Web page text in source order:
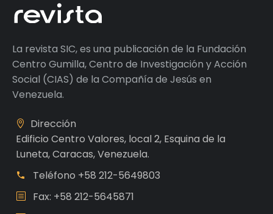
La revista SIC, es una publicación de la Fundación
Centro Gumilla, Centro de Investigación y Acción
Social (CIAS) de la Compañía de Jesús en
Venezuela.
Dirección
Edificio Centro Valores, local 2, Esquina de la
Luneta, Caracas, Venezuela.
Teléfono +58 212-5649803
Fax: +58 212-5645871